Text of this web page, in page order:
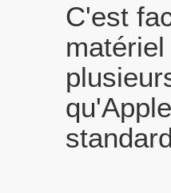
C'est